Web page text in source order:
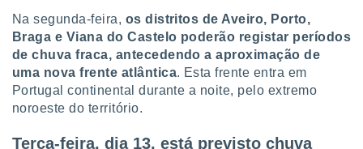
utilizar
criar
Na segunda-feira, os distritos de Aveiro, Porto,
Braga e Viana do Castelo poderão registar períodos
de chuva fraca, antecedendo a aproximação de
uma nova frente atlântica. Esta frente entra em
Portugal continental durante a noite, pelo extremo
noroeste do território.
Terça-feira, dia 13, está previsto chuva